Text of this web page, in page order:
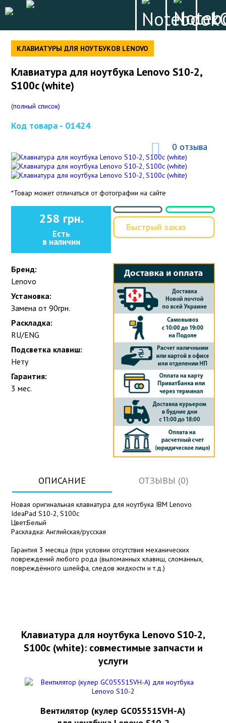
КЛАВИАТУРЫ ДЛЯ НОУТБУКОВ LENOVO
Клавиатура для ноутбука Lenovo S10-2,
S100c (white)
(полный список)
Код товара - 01424
0 отзыва
*Товар может отличаться от фотографии на сайте
258 грн.
Есть
в наличии
Быстрый заказ
Бренд:
Lenovo
Установка:
Замена от 90грн.
Раскладка:
RU/ENG
Подсветка клавиш:
Нету
Гарантия:
3 мес.
ОПИСАНИЕ ОТЗЫВЫ (0)
Новая оригинальная клавиатура для ноутбука IBM Lenovo
IdeaPad S10-2, S100c
Цвет:Белый
Раскладка: Английская/русская
Гарантия 3 месяца (при условии отсутствия механических
повреждений любого рода (выломанных клавиш, сломанных,
повреждённого шлейфа, следов жидкости и т.д.)
Клавиатура для ноутбука Lenovo S10-2,
S100c (white): совместимые запчасти и
услуги
Вентилятор (кулер GC055515VH-A)